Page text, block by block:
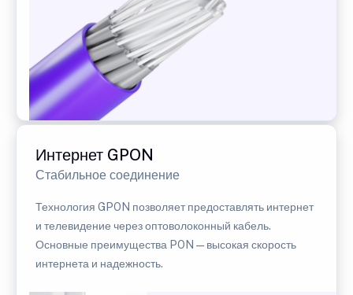
Интернет GPON
Стабильное соединение
Технология GPON позволяет предоставлять интернет
и телевидение через оптоволоконный кабель.
Основные преимущества PON — высокая скорость
интернета и надежность.